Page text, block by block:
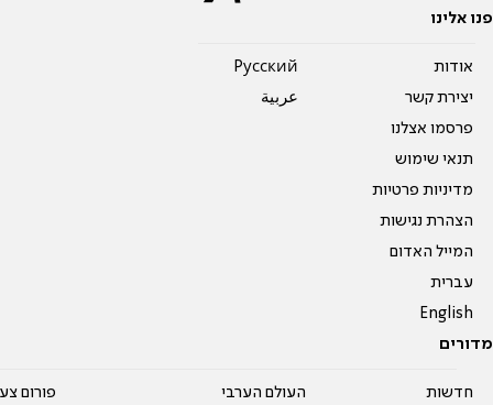
פנו אלינו
אודות
יצירת קשר
פרסמו אצלנו
תנאי שימוש
מדיניות פרטיות
הצהרת נגישות
המייל האדום
עברית
English
Pусский
عربية
מדורים
חדשות
העולם הערבי
פורום